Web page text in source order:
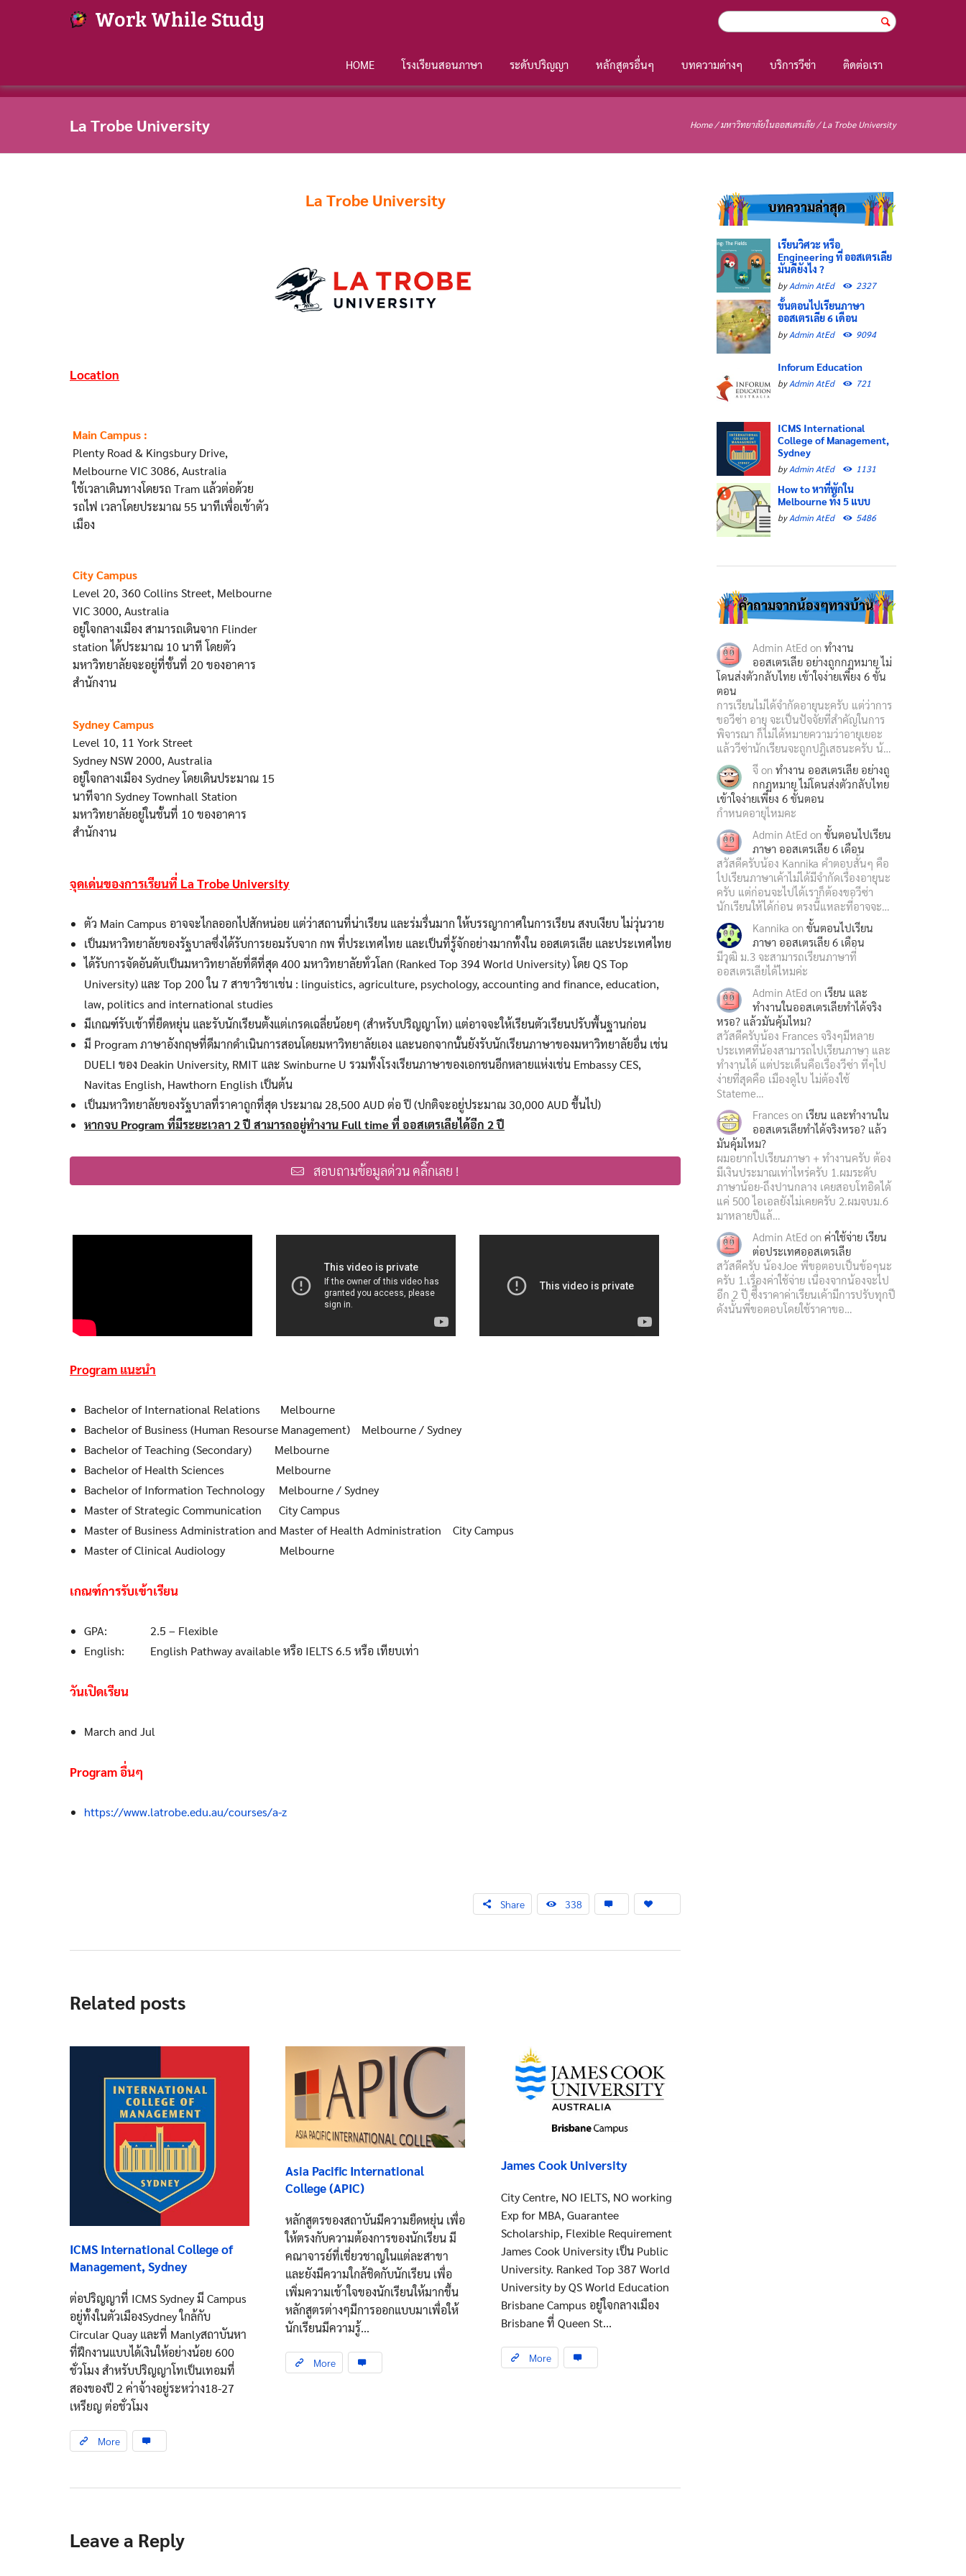
Login
Work While Study
HOME โรงเรียนสอนภาษา ระดับปริญญา หลักสูตรอื่นๆ บทความต่างๆ บริการวีซ่า ติดต่อเรา
Home/มหาวิทยาลัยในออสเตรเลีย/La Trobe University
La Trobe University
La Trobe University
Location
Main Campus :
Plenty Road & Kingsbury Drive,
Melbourne VIC 3086, Australia
ใช้เวลาเดินทางโดยรถ Tram แล้วต่อด้วย
รถไฟ เวลาโดยประมาณ 55 นาทีเพื่อเข้าตัว
เมือง
City Campus
Level 20, 360 Collins Street, Melbourne
VIC 3000, Australia
อยู่ใจกลางเมือง สามารถเดินจาก Flinder
station ได้ประมาณ 10 นาที โดยตัว
มหาวิทยาลัยจะอยู่ที่ชั้นที่ 20 ของอาคาร
สำนักงาน
Sydney Campus
Level 10, 11 York Street
Sydney NSW 2000, Australia
อยู่ใจกลางเมือง Sydney โดยเดินประมาณ 15
นาทีจาก Sydney Townhall Station
มหาวิทยาลัยอยู่ในชั้นที่ 10 ของอาคาร
สำนักงาน
จุดเด่นของการเรียนที่ La Trobe University
ตัว Main Campus อาจจะไกลออกไปสักหน่อย แต่ว่าสถานที่น่าเรียน และร่มรื่นมาก ให้บรรญากาศในการเรียน สงบเงียบ ไม่วุ่นวาย
เป็นมหาวิทยาลัยของรัฐบาลซึ่งได้รับการยอมรับจาก กพ ที่ประเทศไทย และเป็นที่รู้จักอย่างมากทั้งใน ออสเตรเลีย และประเทศไทย
ได้รับการจัดอันดับเป็นมหาวิทยาลัยที่ดีที่สุด 400 มหาวิทยาลัยทั่วโลก (Ranked Top 394 World University) โดย QS Top
University) และ Top 200 ใน 7 สาขาวิชาเช่น : linguistics, agriculture, psychology, accounting and finance, education,
law, politics and international studies
มีเกณฑ์รับเข้าที่ยืดหยุ่น และรับนักเรียนตั้งแต่เกรดเฉลี่ยน้อยๆ (สำหรับปริญญาโท) แต่อาจจะให้เรียนตัวเรียนปรับพื้นฐานก่อน
มี Program ภาษาอังกฤษที่ดีมากดำเนินการสอนโดยมหาวิทยาลัยเอง และนอกจากนั้นยังรับนักเรียนภาษาของมหาวิทยาลัยอื่น เช่น
DUELI ของ Deakin University, RMIT และ Swinburne U รวมทั้งโรงเรียนภาษาของเอกชนอีกหลายแห่งเช่น Embassy CES,
Navitas English, Hawthorn English เป็นต้น
เป็นมหาวิทยาลัยของรัฐบาลที่ราคาถูกที่สุด ประมาณ 28,500 AUD ต่อ ปี (ปกติจะอยู่ประมาณ 30,000 AUD ขึ้นไป)
หากจบ Program ที่มีระยะเวลา 2ปี สามารถอยู่ทำงาน Full timeที่ ออสเตรเลียได้อีก 2ปี
สอบถามข้อมูลด่วน คลิ๊กเลย !
Program แนะนำ
Bachelor of International Relations Melbourne
Bachelor of Business (Human Resourse Management) Melbourne / Sydney
Bachelor of Teaching (Secondary) Melbourne
Bachelor of Health Sciences Melbourne
Bachelor of Information Technology Melbourne / Sydney
Master of Strategic Communication City Campus
Master of Business Administration and Master of Health Administration City Campus
Master of Clinical Audiology Melbourne
เกณฑ์การรับเข้าเรียน
GPA: 2.5 – Flexible
English: English Pathway available หรือ IELTS 6.5 หรือ เทียบเท่า
วันเปิดเรียน
March and Jul
Programอื่นๆ
https://www.latrobe.edu.au/courses/a-z
Share 338
Related posts
ICMS International College of
Management, Sydney
ต่อปริญญาที่ ICMS Sydney มี Campus
อยู่ทั้งในตัวเมืองSydney ใกล้กับ
Circular Quay และที่ Manlyสถาบันหา
ที่ฝึกงานแบบได้เงินให้อย่างน้อย 600
ชั่วโมง สำหรับปริญญาโทเป็นเทอมที่
สองของปี 2 ค่าจ้างอยู่ระหว่าง18-27
เหรียญ ต่อชั่วโมง
More
Asia Pacific International
College (APIC)
หลักสูตรของสถาบันมีความยืดหยุ่น เพื่อ
ให้ตรงกับความต้องการของนักเรียน มี
คณาจารย์ที่เชี่ยวชาญในแต่ละสาขา
และยังมีความใกล้ชิดกับนักเรียน เพื่อ
เพิ่มความเข้าใจของนักเรียนให้มากขึ้น
หลักสูตรต่างๆมีการออกแบบมาเพื่อให้
นักเรียนมีความรู้...
More
James Cook University
City Centre, NO IELTS, NO working
Exp for MBA, Guarantee
Scholarship, Flexible Requirement
James Cook University เป็น Public
University. Ranked Top 387 World
University by QS World Education
Brisbane Campus อยู่ใจกลางเมือง
Brisbane ที่ Queen St...
More
Leave a Reply
บทความล่าสุด
เรียนวิศวะ หรือ
Engineering ที่ ออสเตรเลีย
มันดียังไง ?
byAdmin AtEd 2327
ขั้นตอนไปเรียนภาษา
ออสเตรเลีย 6 เดือน
byAdmin AtEd 9094
Inforum Education
byAdmin AtEd 721
ICMS International
College of Management,
Sydney
byAdmin AtEd 1131
How to หาที่พักใน
Melbourne ทั้ง 5 แบบ
byAdmin AtEd 5486
คำถามจากน้องๆทางบ้าน
Admin AtEd on ทำงาน
ออสเตรเลีย อย่างถูกกฏหมาย ไม่
โดนส่งตัวกลับไทย เข้าใจง่ายเพียง 6 ขั้น
ตอน
การเรียนไม่ได้จำกัดอายุนะครับ แต่ว่าการ
ขอวีซ่า อายุ จะเป็นปัจจัยที่สำคัญในการ
พิจารณา ก็ไม่ได้หมายความว่าอายุเยอะ
แล้ววีซ่านักเรียนจะถูกปฎิเสธนะครับ น้…
จี on ทำงาน ออสเตรเลีย อย่างถู
กกฏหมาย ไม่โดนส่งตัวกลับไทย
เข้าใจง่ายเพียง 6 ขั้นตอน
กำหนดอายุไหมคะ
Admin AtEd on ขั้นตอนไปเรียน
ภาษา ออสเตรเลีย 6 เดือน
สวัสดีครับน้อง Kannika คำตอบสั้นๆ คือ
ไปเรียนภาษาเค้าไม่ได้มีจำกัดเรื่องอายุนะ
ครับ แต่ก่อนจะไปได้เราก็ต้องขอวีซ่า
นักเรียนให้ได้ก่อน ตรงนี้แหละที่อาจจะ…
Kannika on ขั้นตอนไปเรียน
ภาษา ออสเตรเลีย 6 เดือน
มีวุฒิ ม.3 จะสามารถเรียนภาษาที่
ออสเตรเลียได้ไหมค่ะ
Admin AtEd on เรียน และ
ทำงานในออสเตรเลียทำได้จริง
หรอ? แล้วมันคุ้มไหม?
สวัสดีครับน้อง Frances จริงๆมีหลาย
ประเทศที่น้องสามารถไปเรียนภาษา และ
ทำงานได้ แต่ประเด็นคือเรื่องวีซ่า ที่ๆไป
ง่ายที่สุดคือ เมืองดูไบ ไม่ต้องใช้
Stateme…
Frances on เรียน และทำงานใน
ออสเตรเลียทำได้จริงหรอ? แล้ว
มันคุ้มไหม?
ผมอยากไปเรียนภาษา + ทำงานครับ ต้อง
มีเงินประมาณเท่าไหร่ครับ 1.ผมระดับ
ภาษาน้อย-ถึงปานกลาง เคยสอบโทอิดได้
แค่ 500 ไอเอลยังไม่เคยครับ 2.ผมจบม.6
มาหลายปีแล้…
Admin AtEd on ค่าใช้จ่าย เรียน
ต่อประเทศออสเตรเลีย
สวัสดีครับ น้องJoe พี่ขอตอบเป็นข้อๆนะ
ครับ 1.เรื่องค่าใช้จ่าย เนื่องจากน้องจะไป
อีก 2 ปี ซึึ่งราคาค่าเรียนเค้ามีการปรับทุกปี
ดังนั้นพี่ขอตอบโดยใช้ราคาขอ…